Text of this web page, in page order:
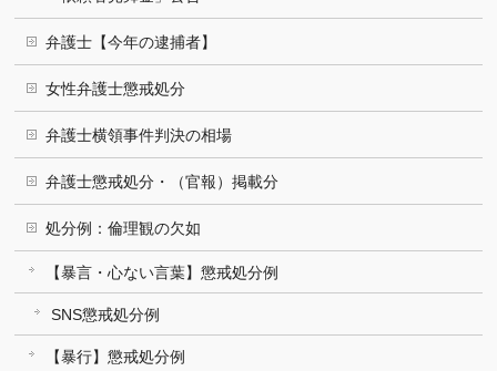
弁護士【今年の逮捕者】
女性弁護士懲戒処分
弁護士横領事件判決の相場
弁護士懲戒処分・（官報）掲載分
処分例：倫理観の欠如
【暴言・心ない言葉】懲戒処分例
SNS懲戒処分例
【暴行】懲戒処分例